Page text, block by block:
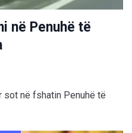
në Penuhë të
sot në fshatin Penuhë të